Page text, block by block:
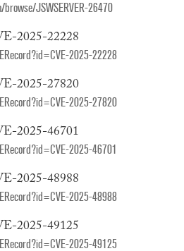
JSWSERVER-26470
2025-22228
2025-22228
2025-27820
2025-27820
2025-46701
2025-46701
2025-48988
2025-48988
2025-49125
2025-49125